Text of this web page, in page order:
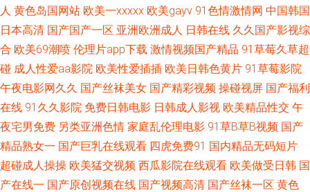
日韩色中色导航 在线欧美日韩制服国产 国产激爽大片在线播放 女仆撅着光
成人影视网卡 绿云文学 天堂Av网导航 51性爰视频 国产乱码1卡二卡3卡四卡
欧美一级高清片 亚洲精品久久久久久久蜜臀老牛 波多野吉依AV 黄色视频网
址大全 五月天伊人影院 日本做爱91视屏 爱色吧影院 欧美亚洲综合精品区 精
品大香蕉 亚洲日本香蕉电视频 国产观看免费高清电视剧推荐 欧美日韩国产
人 黄色岛国网站 欧美一xxxxx 欧美gayv 91色情激情网 中国韩国
日本高清 国产国产一区 亚洲欧洲成人 日韩在线 久久国产影视综
合 欧美69潮喷 伦理片app下载 激情视频国产精品 91草莓久草超
碰 成人性爱aa影院 欧美性爱插插 欧美日韩色黄片 91草莓影院
午夜电影网久久 国产丝袜美女 国产精彩视频 操碰视屏 国产福利
在线 91久久影院 免费日韩电影 日韩成人影视 欧美精品性交 午
夜宅男免费 另类亚洲色情 家庭乱伦理电影 91草B草B视频 国产
精品熟女一 国产巨乳在线观看 四虎免费91 国内精品无码短片
超碰成人操操 欧美猛交视频 西瓜影院在线观看 欧美做受日韩 国
产在线一 国产原创视频在线 国产视频高清 国产丝袜一区 黄色